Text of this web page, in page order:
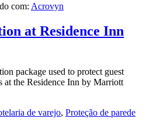
com: Acrovyn
at Residence Inn
package used to protect guest
at the Residence Inn by Marriott
de varejo, Proteção de parede